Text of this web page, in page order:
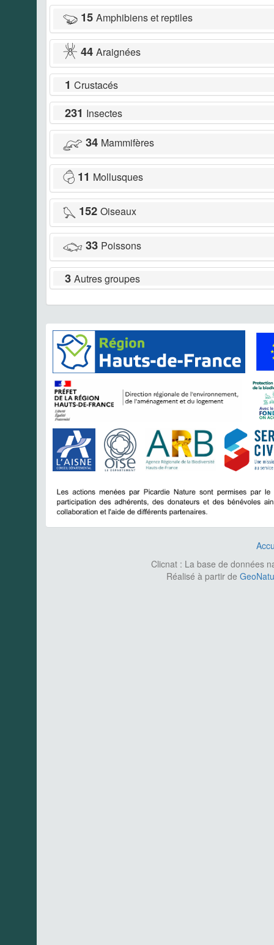
15 Amphibiens et reptiles
44 Araignées
1 Crustacés
231 Insectes
34 Mammifères
11 Mollusques
152 Oiseaux
33 Poissons
3 Autres groupes
Clicnat : La base de données
Réalisé à partir de